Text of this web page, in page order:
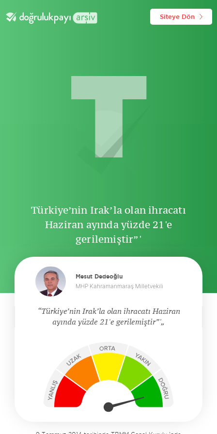
Siteye Dön
T
Türkiye’nin Irak’la olan ihracatı
Haziran ayında yüzde 21'e
gerilemiştir”'
Mesut Dedeoğlu
MHP Kahramanmaraş Milletvekili
Türkiye’nin Irak’la olan ihracatı Haziran
ayında yüzde 21'e gerilemiştir”'